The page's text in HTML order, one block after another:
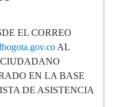
EL CORREO
AL
EN LA BASE
DE ASISTENCIA